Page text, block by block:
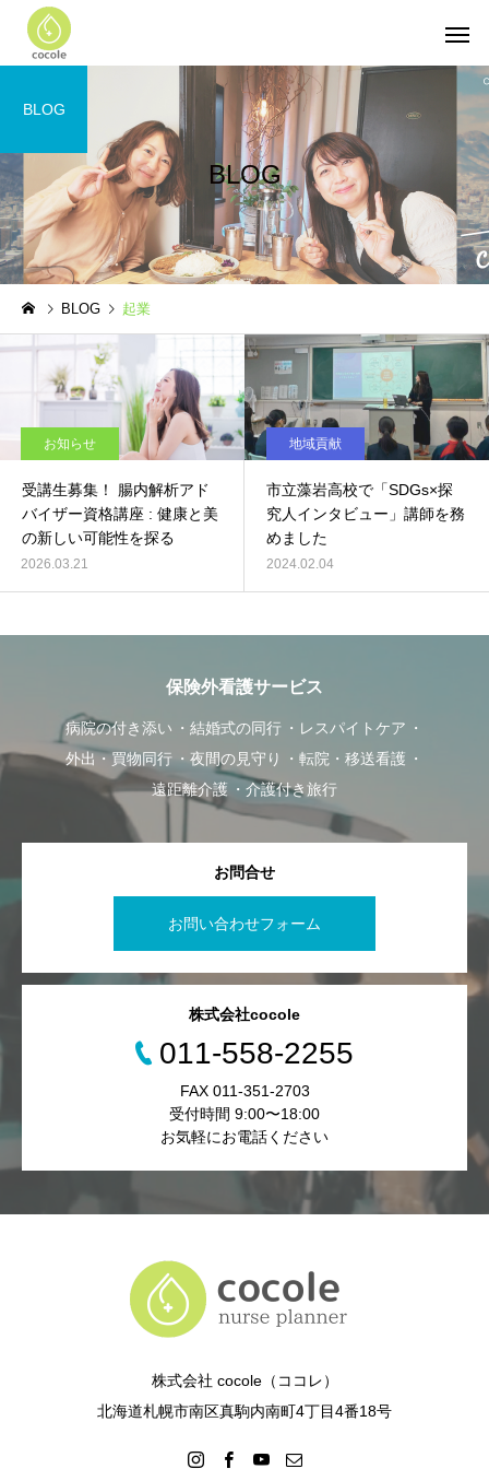
BLOG
BLOG
BLOG 起業
お知らせ
受講生募集！ 腸内解析アド
バイザー資格講座 : 健康と美
の新しい可能性を探る
2026.03.21
地域貢献
市立藻岩高校で「SDGs×探
究人インタビュー」講師を務
めました
2024.02.04
保険外看護サービス
病院の付き添い 結婚式の同行
レスパイトケア
外出・買物同行
夜間の見守り
転院・移送看護
遠距離介護
介護付き旅行
お問合せ
お問い合わせフォーム
株式会社cocole
011-558-2255
FAX 011-351-2703
受付時間 9:00〜18:00
お気軽にお電話ください
株式会社 cocole（ココレ）
北海道札幌市南区真駒内南町4丁目4番18号